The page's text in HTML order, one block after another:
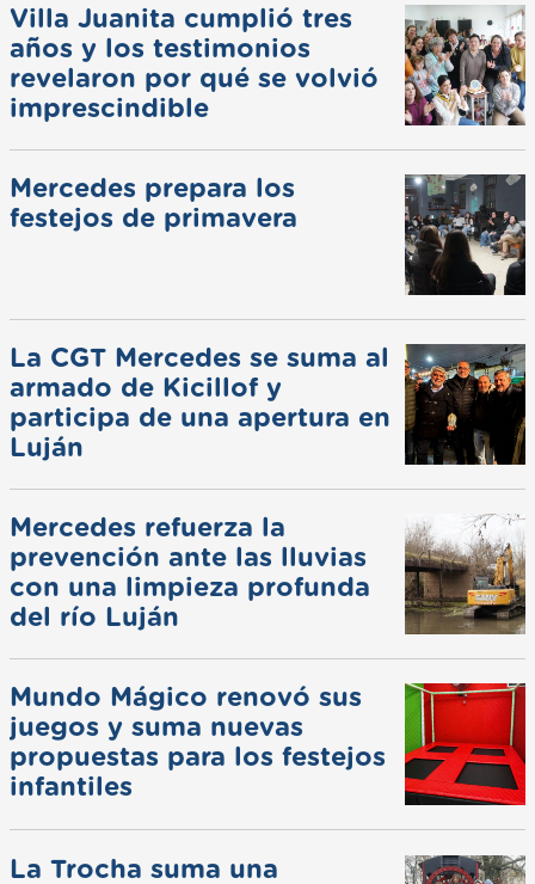
Villa Juanita cumplió tres
años y los testimonios
revelaron por qué se volvió
imprescindible
Mercedes prepara los
festejos de primavera
La CGT Mercedes se suma al
armado de Kicillof y
participa de una apertura en
Luján
Mercedes refuerza la
prevención ante las lluvias
con una limpieza profunda
del río Luján
Mundo Mágico renovó sus
juegos y suma nuevas
propuestas para los festejos
infantiles
La Trocha suma una